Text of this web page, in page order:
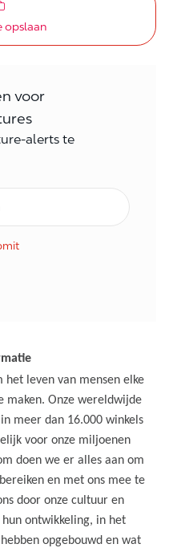
opslaan
voor
alerts te
het leven van mensen elke
maken. Onze wereldwijde
meer dan 16.000 winkels
voor onze miljoenen
doen we er alles aan om
en met ons mee te
door onze cultuur en
ontwikkeling, in het
opgebouwd en wat